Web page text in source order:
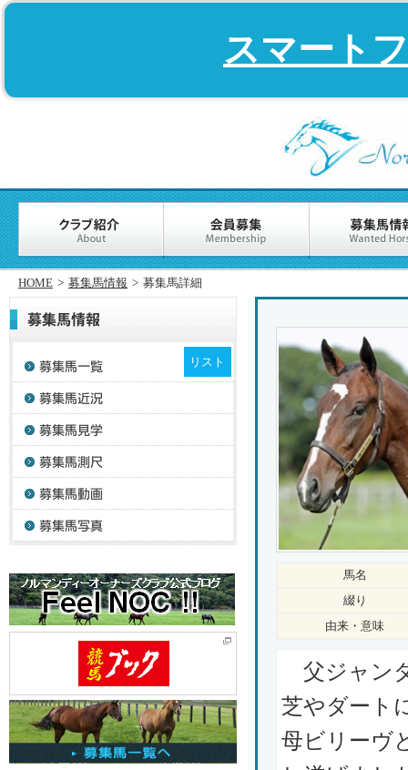
スマート
HOME > 募集馬情報 > 募集馬詳細
リスト
馬名
綴り
由来・意味
父ジャン
芝やダート
母ビリーヴ